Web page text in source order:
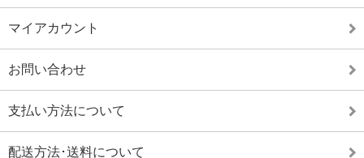
マイアカウント
お問い合わせ
支払い方法について
配送方法･送料について